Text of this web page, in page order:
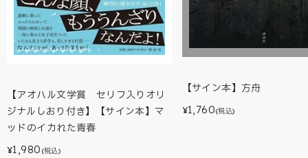
【アオハル文学賞 セリフ入りオリ
ジナルしおり付き】【サイン本】マ
ッドのイカれた青春
¥1,980 (税込)
【サイン本】方舟
¥1,760(税込)